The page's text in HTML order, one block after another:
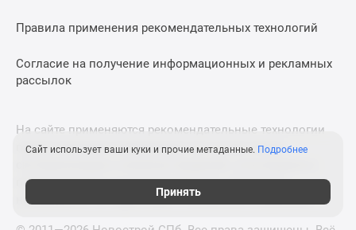
Правила применения рекомендательных технологий
Согласие на получение информационных и рекламных
рассылок
На сайте применяются рекомендательные технологии
предоставления информации на основе сбора,
предпочтениям пользователей сети «Интернет»,
находящихся на территории Российской Федерации.
Сайт использует ваши куки и прочие метаданные. Подробнее
Принять